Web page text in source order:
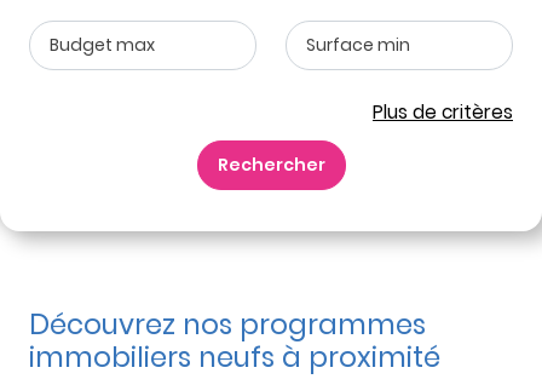
Plus de critères
Rechercher
Découvrez nos programmes
immobiliers neufs à proximité